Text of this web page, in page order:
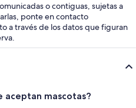
o contiguas, sujetas a
ponte en contacto
a través de los datos que figuran
aceptan mascotas?